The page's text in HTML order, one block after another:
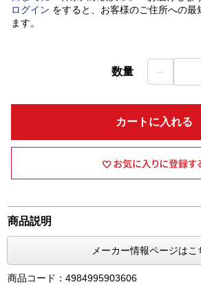
ログイン をすると、お客様のご住所への
ます。
数量 －
カートに入れる
商品説明
メーカー情報ページはこ
商品コード：4984995903606